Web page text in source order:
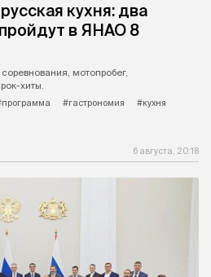
кухня: два
в ЯНАО 8
мотопробег,
хиты.
#гастрономия
#кухня
6 августа, 20:18